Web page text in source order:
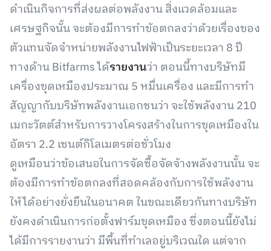
ดำเนินกิจการที่ส่งผลต่อพลังงาน สิ่งแวดล้อมและ
เศรษฐกิจนั้น จะต้องมีการทำข้อตกลงว่าด้วยเรื่องของ
ตัวแทนจัดจำหน่ายพลังงานไฟฟ้าเป็นระยะเวลา 8 ปี
ทางด้าน Bitfarms ได้รายงานว่า ตอนนี้ทางบริษัทมี
เครื่องขุดเหมืองประมาณ 5 หมื่นเครื่อง และมีการทำ
สัญญากับบริษัทพลังงานเอกชนว่า จะใช้พลังงาน 210
เมกะวัตต์สำหรับการวางโครงสร้างในการขุดเหมืองใน
อัตรา 2.2 เซนต์กิโลเมตรต่อชั่วโมง
ดูเหมือนว่าข้อเสนอในการจัดซื้อจัดจ้างพลังงานนั้น จะ
ต้องมีการทำข้อตกลงที่สอดคล้องกับการใช้พลังงาน
ให้ได้อย่างยั่งยืนในอนาคต ในขณะเดียวกันทางบริษัท
ยังคงดำเนินการก่อตั้งฟาร์มขุดเหมือง ซึ่งตอนนี้ยังไม่
ได้มีการรายงานว่า มีพื้นที่ทำเลอยู่บริเวณใด แต่จาก